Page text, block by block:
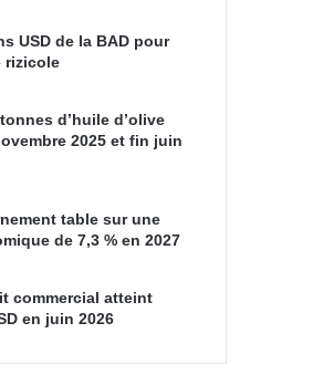
USD de la BAD pour
rizicole
d’huile d’olive
2025 et fin juin
table sur une
de 7,3 % en 2027
commercial atteint
en juin 2026